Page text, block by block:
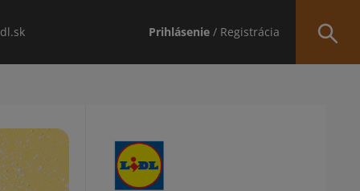
Prihlásenie / Registrácia
Obsah bočného panela